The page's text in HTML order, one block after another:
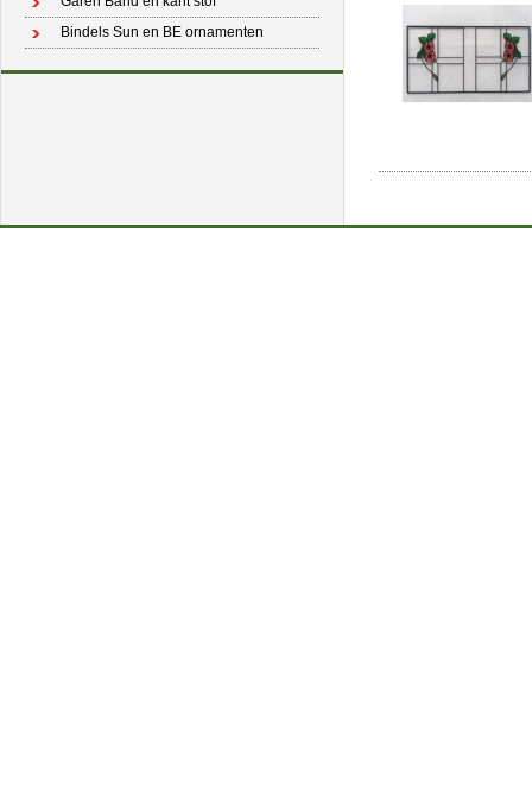
Bindels Sun en BE ornamenten